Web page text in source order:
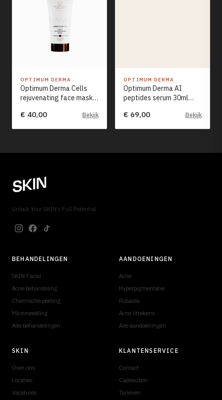
OPTIMUM DERMA
Optimum Derma Cells
rejuvenating face mask
€ 40,00 Bekijk
OPTIMUM DERMA
Optimum Derma AI
peptides serum 30ml
€ 69,00 Bekijk
Unlock Your SKIN's Full Potential
BEHANDELINGEN
SKIN Facial
Acne behandeling
Chemische peeling
Microneedling
Alle behandelingen
AANDOENINGEN
Acne
Hyperpigmentatie
Rosacea
Acne littekens
Alle aandoeningen
SKIN
Over ons
Locaties
Vacatures
KLANTENSERVICE
Contact
Cadeaubon
Tarieven